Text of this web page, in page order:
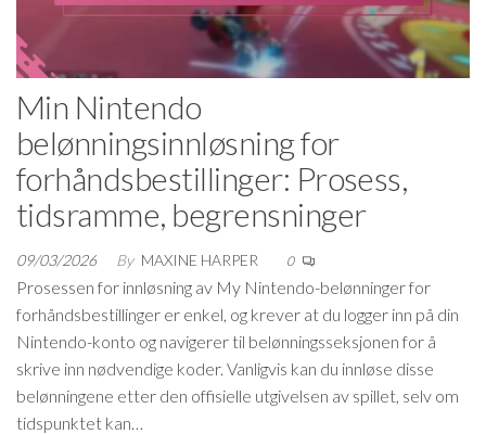
Min Nintendo
belønningsinnløsning for
forhåndsbestillinger: Prosess,
tidsramme, begrensninger
09/03/2026 By MAXINE HARPER 0
Prosessen for innløsning av My Nintendo-belønninger for
forhåndsbestillinger er enkel, og krever at du logger inn på din
Nintendo-konto og navigerer til belønningsseksjonen for å
skrive inn nødvendige koder. Vanligvis kan du innløse disse
belønningene etter den offisielle utgivelsen av spillet, selv om
tidspunktet kan…